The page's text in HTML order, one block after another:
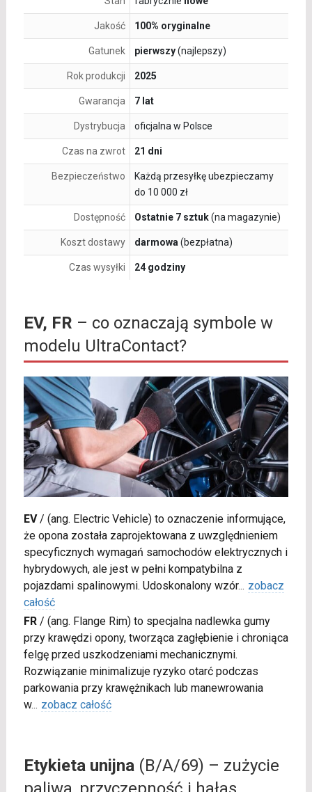
Jakość 100% oryginalne
Gatunek pierwszy(najlepszy)
Rok produkcji 2025
Gwarancja 7 lat
Dystrybucja oficjalna w Polsce
Czas na zwrot 21 dni
Bezpieczeństwo
Każdą przesyłkę ubezpieczamy
do 10 000 zł
Dostępność Ostatnie 7 sztuk(na magazynie)
Koszt dostawy darmowa (bezpłatna)
Czas wysyłki 24 godziny
EV, FR – co oznaczają symbole w
modelu UltraContact?
EV/ (ang. Electric Vehicle) to oznaczenie informujące,
że opona została zaprojektowana z uwzględnieniem
specyficznych wymagań samochodów elektrycznych i
hybrydowych, ale jest w pełni kompatybilna z
pojazdami spalinowymi. Udoskonalony wzór... zobacz
całość
FR/ (ang. Flange Rim) to specjalna nadlewka gumy
przy krawędzi opony, tworząca zagłębienie i chroniąca
felgę przed uszkodzeniami mechanicznymi.
Rozwiązanie minimalizuje ryzyko otarć podczas
parkowania przy krawężnikach lub manewrowania
w... zobacz całość
Etykieta unijna(B/A/69) – zużycie